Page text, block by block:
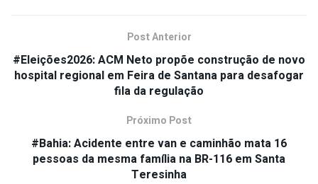
Post Anterior
#Eleições2026: ACM Neto propõe construção de novo
hospital regional em Feira de Santana para desafogar
fila da regulação
Próximo Post
#Bahia: Acidente entre van e caminhão mata 16
pessoas da mesma família na BR-116 em Santa
Teresinha